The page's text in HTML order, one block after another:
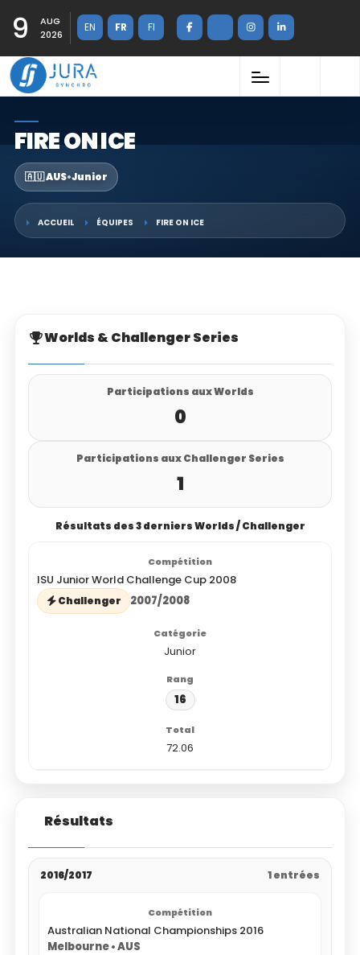
9
AUG
2026
EN FR FI
FIRE ON ICE
🇦🇺 AUS•Junior
ACCUEIL ÉQUIPES FIRE ON ICE
Worlds & Challenger Series
Participations aux Worlds
0
Participations aux Challenger Series
1
Résultats des 3 derniers Worlds / Challenger
ISU Junior World Challenge Cup 2008
Challenger 2007/2008
Junior
16
72.06
Résultats
2016/2017 1 entrées
Australian National Championships 2016
Melbourne • AUS